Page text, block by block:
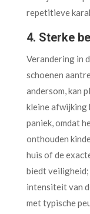
repetitieve
4. Sterke
Verandering in
schoenen
andersom, kan
kleine afwijking
paniek, omdat
onthouden
huis of de
biedt
intensiteit van
met typische